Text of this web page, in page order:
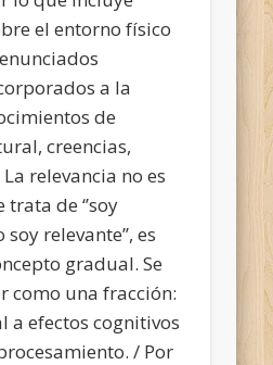
el entorno físico
a la
de
creencias,
relevancia no es
de ‘’soy
soy relevante’’, es
gradual. Se
como una fracción:
a efectos cognitivos
/ Por